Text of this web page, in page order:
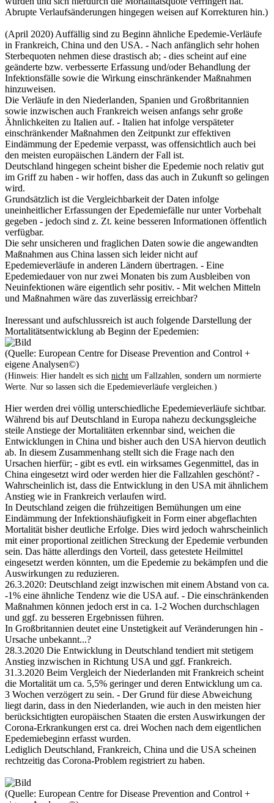
Abrupte Verlaufsänderungen hingegen weisen auf Korrekturen hin.)
(April 2020) Auffällig sind zu Beginn ähnliche Epedemie-Verläufe
in Frankreich, China und den USA. - Nach anfänglich sehr hohen
Sterbequoten nehmen diese drastisch ab; - dies scheint auf eine
geänderte bzw. verbesserte Erfassung und/oder Behandlung der
Infektionsfälle sowie die Wirkung einschränkender Maßnahmen
hinzuweisen.
Die Verläufe in den Niederlanden, Spanien und Großbritannien
sowie inzwischen auch Frankreich weisen anfangs sehr große
Ähnlichkeiten zu Italien auf. - Italien hat infolge verspäteter
einschränkender Maßnahmen den Zeitpunkt zur effektiven
Eindämmung der Epedemie verpasst, was offensichtlich auch bei
den meisten europäischen Ländern der Fall ist.
Deutschland hingegen scheint bisher die Epedemie noch relativ gut
im Griff zu haben - wir hoffen, dass das auch in Zukunft so gelingen
wird.
Grundsätzlich ist die Vergleichbarkeit der Daten infolge
uneinheitlicher Erfassungen der Epedemiefälle nur unter Vorbehalt
gegeben - jedoch sind z. Zt. keine besseren Informationen öffentlich
verfügbar.
Die sehr unsicheren und fraglichen Daten sowie die angewandten
Maßnahmen aus China lassen sich leider nicht auf
Epedemieverläufe in anderen Ländern übertragen. - Eine
Epedemiedauer von nur zwei Monaten bis zum Ausbleiben von
Neuinfektionen wäre eigentlich sehr positiv. - Mit welchen Mitteln
und Maßnahmen wäre das zuverlässig erreichbar?
Ineressant und aufschlussreich ist auch folgende Darstellung der
Mortalitätsentwicklung ab Beginn der Epedemien:
(Quelle: European Centre for Disease Prevention and Control +
eigene Analysen©)
(Hinweis: Hier handelt es sich nicht um Fallzahlen, sondern um normierte
Werte. Nur so lassen sich die Epedemieverläufe vergleichen.)
Hier werden drei völlig unterschiedliche Epedemieverläufe sichtbar.
Während bis auf Deutschland in Europa nahezu deckungsgleiche
steile Anstiege der Mortalitäten erkennbar sind, weichen die
Entwicklungen in China und bisher auch den USA hiervon deutlich
ab. In diesem Zusammenhang stellt sich die Frage nach den
Ursachen hierfür; - gibt es evtl. ein wirksames Gegenmittel, das in
China eingesetzt wird oder werden hier die Fallzahlen geschönt? -
Wahrscheinlich ist, dass die Entwicklung in den USA mit ähnlichem
Anstieg wie in Frankreich verlaufen wird.
In Deutschland zeigen die frühzeitigen Bemühungen um eine
Eindämmung der Infektionshäufigkeit in Form einer abgeflachten
Mortalität bisher deutliche Erfolge. Dies wird jedoch wahrscheinlich
mit einer proportional zeitlichen Streckung der Epedemie verbunden
sein. Das hätte allerdings den Vorteil, dass getestete Heilmittel
eingesetzt werden könnten, um die Epedemie zu bekämpfen und die
Auswirkungen zu reduzieren.
26.3.2020: Deutschland zeigt inzwischen mit einem Abstand von ca.
-1% eine ähnliche Tendenz wie die USA auf. - Die einschränkenden
Maßnahmen können jedoch erst in ca. 1-2 Wochen durchschlagen
und ggf. zu besseren Ergebnissen führen.
In Großbritannien deutet eine Unstetigkeit auf Veränderungen hin -
Ursache unbekannt...?
28.3.2020 Die Entwicklung in Deutschland tendiert mit stetigem
Anstieg inzwischen in Richtung USA und ggf. Frankreich.
31.3.2020 Beim Vergleich der Niederlanden mit Frankreich scheint
die Mortalität um ca. 5,5% geringer und deren Entwicklung um ca.
3 Wochen verzögert zu sein. - Der Grund für diese Abweichung
liegt darin, dass in den Niederlanden, wie auch in den meisten hier
berücksichtigten europäischen Staaten die ersten Auswirkungen der
Corona-Erkrankungen erst ca. drei Wochen nach dem eigentlichen
Epedemiebeginn erfasst wurden.
Lediglich Deutschland, Frankreich, China und die USA scheinen
rechtzeitig das Corona-Problem registriert zu haben.
(Quelle: European Centre for Disease Prevention and Control +